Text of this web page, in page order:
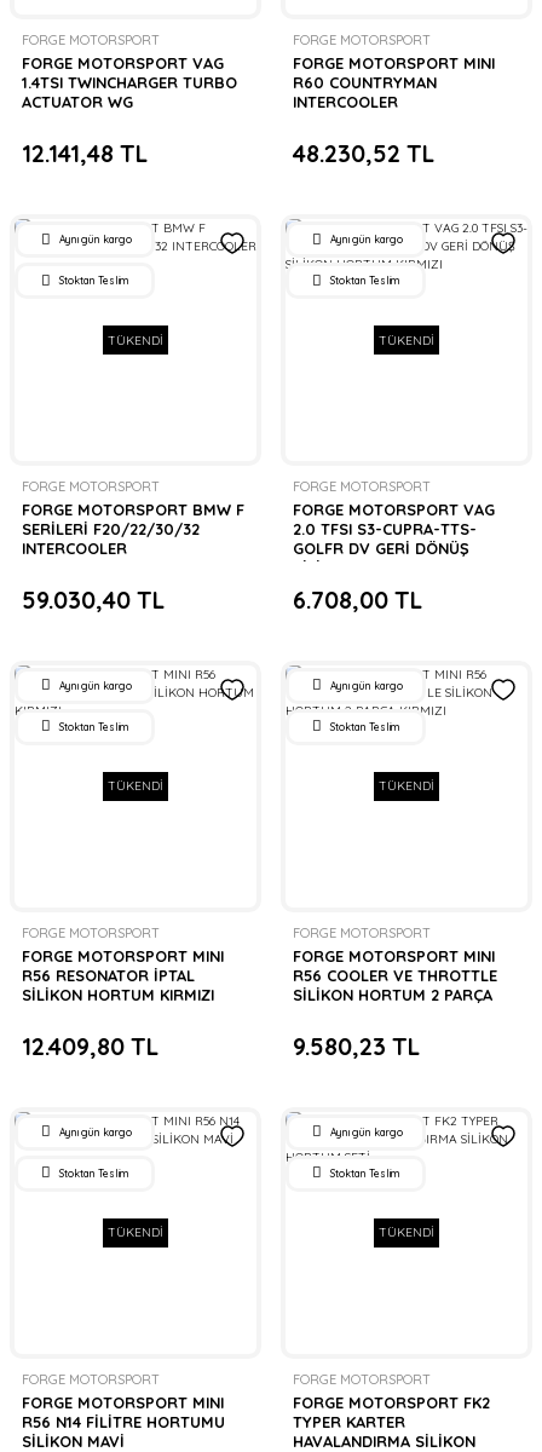
FORGE MOTORSPORT
FORGE MOTORSPORT VAG
1.4TSI TWINCHARGER TURBO
ACTUATOR WG
12.141,48 TL
FORGE MOTORSPORT
FORGE MOTORSPORT MINI
R60 COUNTRYMAN
INTERCOOLER
48.230,52 TL
TÜKENDİ
Aynı gün kargo
Stoktan Teslim
FORGE MOTORSPORT
FORGE MOTORSPORT BMW F
SERİLERİ F20/22/30/32
INTERCOOLER
59.030,40 TL
TÜKENDİ
Aynı gün kargo
Stoktan Teslim
FORGE MOTORSPORT
FORGE MOTORSPORT VAG
2.0 TFSI S3-CUPRA-TTS-
GOLFR DV GERİ DÖNÜŞ
SİLİKON HORTUM KIRMIZI
6.708,00 TL
TÜKENDİ
Aynı gün kargo
Stoktan Teslim
FORGE MOTORSPORT
FORGE MOTORSPORT MINI
R56 RESONATOR İPTAL
SİLİKON HORTUM KIRMIZI
12.409,80 TL
TÜKENDİ
Aynı gün kargo
Stoktan Teslim
FORGE MOTORSPORT
FORGE MOTORSPORT MINI
R56 COOLER VE THROTTLE
SİLİKON HORTUM 2 PARÇA
9.580,23 TL
TÜKENDİ
Aynı gün kargo
Stoktan Teslim
FORGE MOTORSPORT
FORGE MOTORSPORT MINI
R56 N14 FİLİTRE HORTUMU
SİLİKON MAVİ
TÜKENDİ
Aynı gün kargo
Stoktan Teslim
FORGE MOTORSPORT
FORGE MOTORSPORT FK2
TYPER KARTER
HAVALANDIRMA SİLİKON